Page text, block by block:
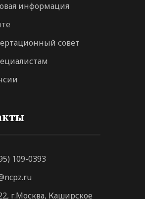
информация
совет
109-0393
г.Москва, Каширское